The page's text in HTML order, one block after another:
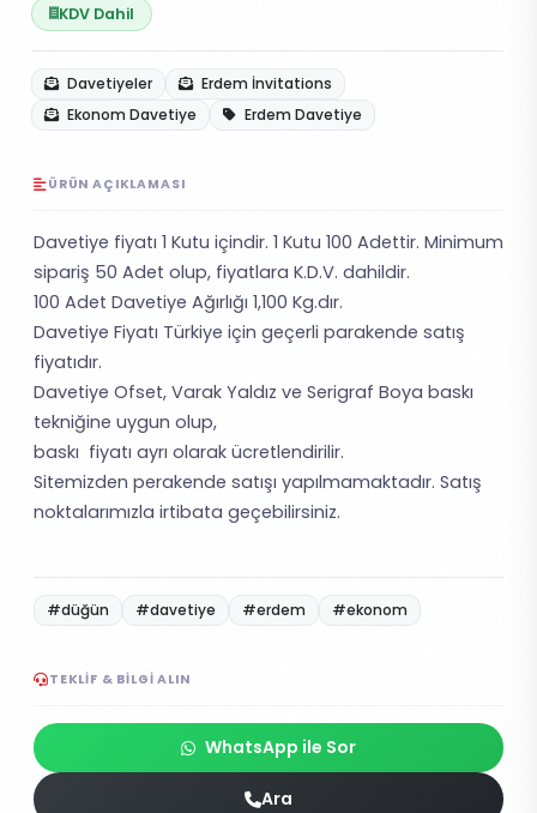
KDV Dahil
Davetiyeler
Erdem İnvitations
Ekonom Davetiye
Erdem Davetiye
ÜRÜN AÇIKLAMASI
Davetiye fiyatı 1 Kutu içindir. 1 Kutu 100 Adettir. Minimum
sipariş 50 Adet olup, fiyatlara K.D.V. dahildir.
100 Adet Davetiye Ağırlığı 1,100 Kg.dır.
Davetiye Fiyatı Türkiye için geçerli parakende satış
fiyatıdır.
Davetiye Ofset, Varak Yaldız ve Serigraf Boya baskı
tekniğine uygun olup,
baskı fiyatı ayrı olarak ücretlendirilir.
Sitemizden perakende satışı yapılmamaktadır. Satış
noktalarımızla irtibata geçebilirsiniz.
#düğün #davetiye #erdem #ekonom
TEKLIF & BILGI ALIN
WhatsApp ile Sor
Ara